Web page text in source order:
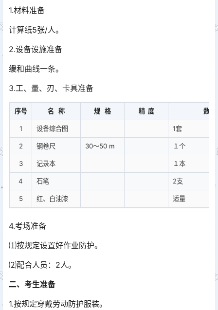
1.材料准备
计算纸5张/人。
2.设备设施准备
缓和曲线一条。
3.工、量、刃、卡具准备
序号 名 称 规 格 精 度 数
1 设备综合图 1套
2 钢卷尺 30～50 m １个
3 记录本 １本
4 石笔 2支
5 红、白油漆 适量
4.考场准备
⑴按规定设置好作业防护。
⑵配合人员：2人。
二、考生准备
1.按规定穿戴劳动防护服装。